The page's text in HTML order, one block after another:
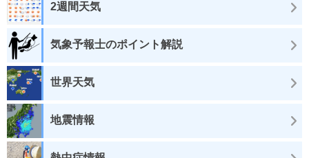
2週間天気
気象予報士のポイント解説
世界天気
地震情報